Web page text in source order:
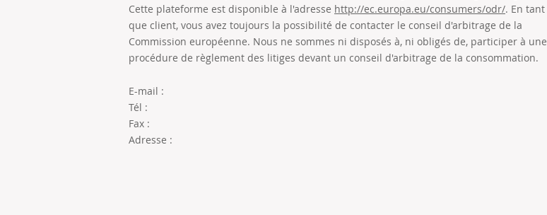
Cette plateforme est disponible à l'adresse http://ec.europa.eu/consumers/odr/. En tant
que client, vous avez toujours la possibilité de contacter le conseil d'arbitrage de la
Commission européenne. Nous ne sommes ni disposés à, ni obligés de, participer à une
procédure de règlement des litiges devant un conseil d'arbitrage de la consommation.
E-mail :
Tél :
Fax :
Adresse :